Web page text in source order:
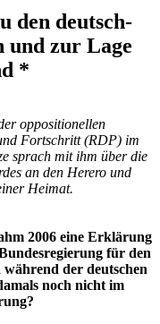
den deutsch-
und zur Lage
*
oppositionellen
Fortschritt (RDP) im
sprach mit ihm über die
an den Herero und
Heimat.
2006 eine Erklärung
für den
der deutschen
noch nicht im